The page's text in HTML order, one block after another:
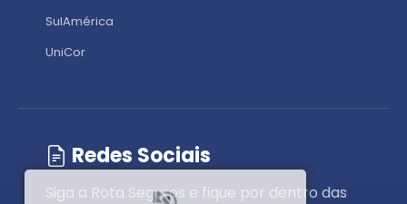
SulAmérica
UniCor
Redes Sociais
Siga a Rota Seguros e fique por dentro das